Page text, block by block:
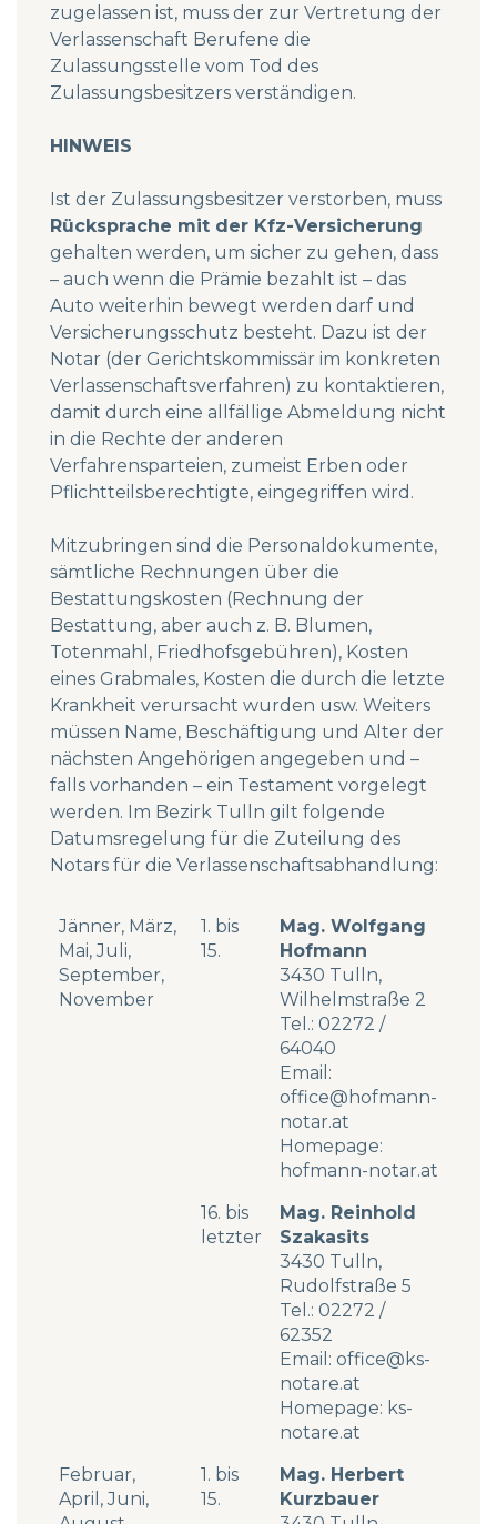
zugelassen ist, muss der zur Vertretung der
Verlassenschaft Berufene die
Zulassungsstelle vom Tod des
Zulassungsbesitzers verständigen.
HINWEIS
Ist der Zulassungsbesitzer verstorben, muss
Rücksprache mit der Kfz-Versicherung
gehalten werden, um sicher zu gehen, dass
– auch wenn die Prämie bezahlt ist – das
Auto weiterhin bewegt werden darf und
Versicherungsschutz besteht. Dazu ist der
Notar (der Gerichtskommissär im konkreten
Verlassenschaftsverfahren) zu kontaktieren,
damit durch eine allfällige Abmeldung nicht
in die Rechte der anderen
Verfahrensparteien, zumeist Erben oder
Pflichtteilsberechtigte, eingegriffen wird.
Mitzubringen sind die Personaldokumente,
sämtliche Rechnungen über die
Bestattungskosten (Rechnung der
Bestattung, aber auch z. B. Blumen,
Totenmahl, Friedhofsgebühren), Kosten
eines Grabmales, Kosten die durch die letzte
Krankheit verursacht wurden usw. Weiters
müssen Name, Beschäftigung und Alter der
nächsten Angehörigen angegeben und –
falls vorhanden – ein Testament vorgelegt
werden. Im Bezirk Tulln gilt folgende
Datumsregelung für die Zuteilung des
Notars für die Verlassenschaftsabhandlung:
Jänner, März,
Mai, Juli,
September,
November
1. bis
15.
Mag. Wolfgang
Hofmann
3430 Tulln,
Wilhelmstraße 2
Tel.: 02272 /
64040
Email:
office@hofmann-
notar.at
Homepage:
hofmann-notar.at
16. bis
letzter
Mag. Reinhold
Szakasits
3430 Tulln,
Rudolfstraße 5
Tel.: 02272 /
62352
Email: office@ks-
notare.at
Homepage: ks-
notare.at
Februar,
April, Juni,
1. bis
15.
Mag. Herbert
Kurzbauer